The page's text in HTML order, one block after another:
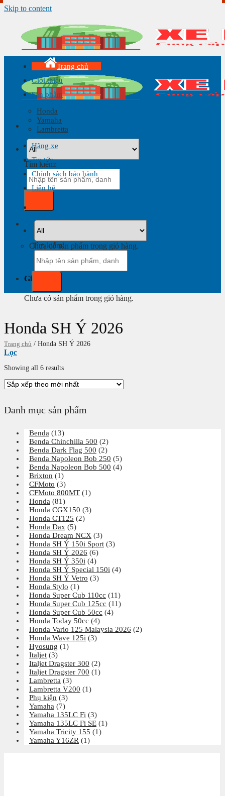
Skip to content
Tìm kiếm:
Giỏ hàng
Chưa có sản phẩm trong giỏ hàng.
Giỏ hàng
Chưa có sản phẩm trong giỏ hàng.
Trang chủ
Giới thiệu
Sản phẩm
Honda
Yamaha
Lambretta
Hãng xe
Tin tức
Chính sách bảo hành
Liên hệ
Tìm kiếm:
Honda SH Ý 2026
Trang chủ / Honda SH Ý 2026
Lọc
Showing all 6 results
Danh mục sản phẩm
Benda (13)
Benda Chinchilla 500 (2)
Benda Dark Flag 500 (2)
Benda Napoleon Bob 250 (5)
Benda Napoleon Bob 500 (4)
Brixton (1)
CFMoto (3)
CFMoto 800MT (1)
Honda (81)
Honda CGX150 (3)
Honda CT125 (2)
Honda Dax (5)
Honda Dream NCX (3)
Honda SH Ý 150i Sport (3)
Honda SH Ý 2026 (6)
Honda SH Ý 350i (4)
Honda SH Ý Special 150i (4)
Honda SH Ý Vetro (3)
Honda Stylo (1)
Honda Super Cub 110cc (11)
Honda Super Cub 125cc (11)
Honda Super Cub 50cc (4)
Honda Today 50cc (4)
Honda Vario 125 Malaysia 2026 (2)
Honda Wave 125i (3)
Hyosung (1)
Italjet (3)
Italjet Dragster 300 (2)
Italjet Dragster 700 (1)
Lambretta (3)
Lambretta V200 (1)
Phụ kiện (3)
Yamaha (7)
Yamaha 135LC Fi (3)
Yamaha 135LC Fi SE (1)
Yamaha Tricity 155 (1)
Yamaha Y16ZR (1)